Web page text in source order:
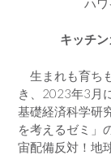
ハ
キッチ
生まれも育ち
き、2023年3月
基礎経済科学研
を考えるゼミ」
宙配備反対！地